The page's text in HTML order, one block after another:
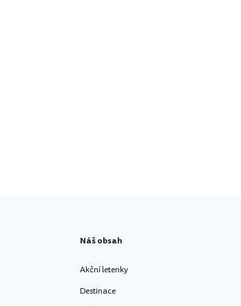
Náš obsah
Akční letenky
Destinace